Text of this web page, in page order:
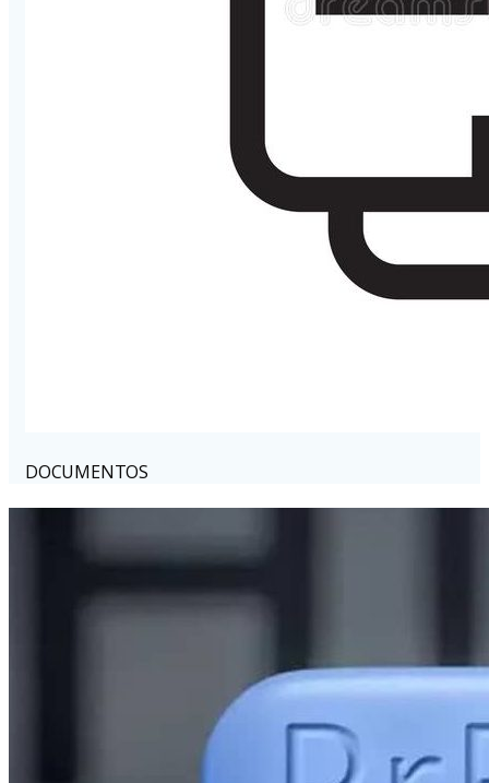
DOCUMENTOS